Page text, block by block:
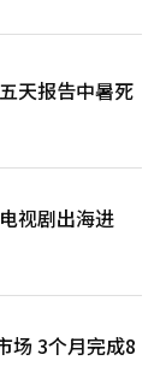
天报告中暑死
视剧出海进
场 3个月完成8